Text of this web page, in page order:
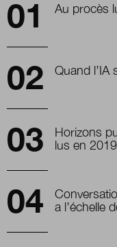
Au procès
Quand l’IA
Horizons
lus en 2019
a l’échelle